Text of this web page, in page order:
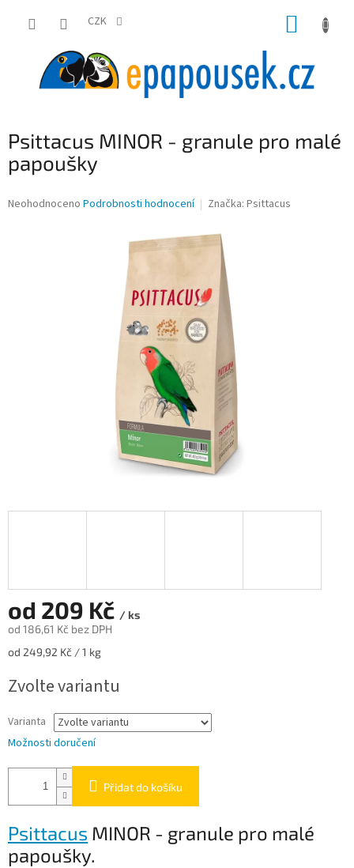
CZK
Psittacus MINOR - granule pro malé
papoušky
Průměrné
Neohodnoceno Podrobnosti hodnocení Značka: Psittacus
od 209 Kč / ks
od 186,61 Kč bez DPH
Měrná
od 249,92 Kč / 1 kg
Zvolte variantu
Varianta
Možnosti doručení
Přidat do košíku
Psittacus MINOR - granule pro malé
papoušky.